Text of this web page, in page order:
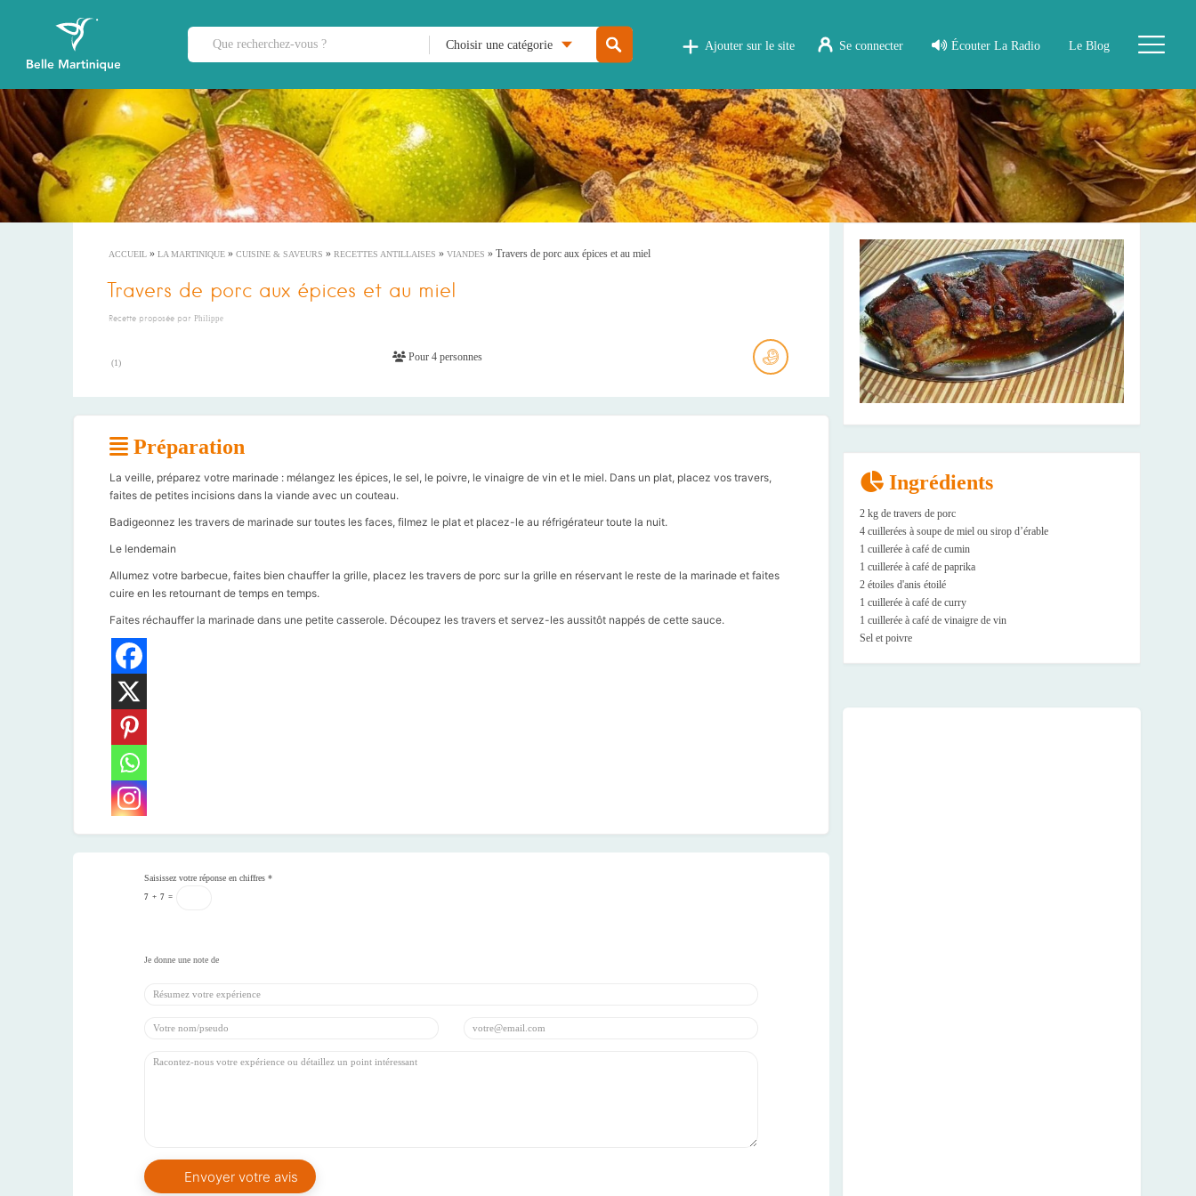
Choisir une catégorie Ajouter sur le site Se connecter Écouter La Radio Le Blog
ACCUEIL » LA MARTINIQUE » CUISINE & SAVEURS » RECETTES ANTILLAISES » VIANDES » Travers de porc aux épices et au miel
Travers de porc aux épices et au miel
Recette proposée par Philippe
(1) Pour 4 personnes
Préparation
La veille, préparez votre marinade : mélangez les épices, le sel, le poivre, le vinaigre de vin et le miel. Dans un plat, placez vos travers,
faites de petites incisions dans la viande avec un couteau.
Badigeonnez les travers de marinade sur toutes les faces, filmez le plat et placez-le au réfrigérateur toute la nuit.
Le lendemain
Allumez votre barbecue, faites bien chauffer la grille, placez les travers de porc sur la grille en réservant le reste de la marinade et faites
cuire en les retournant de temps en temps.
Faites réchauffer la marinade dans une petite casserole. Découpez les travers et servez-les aussitôt nappés de cette sauce.
Saisissez votre réponse en chiffres *
7 + 7 =
Ingrédients
2 kg de travers de porc
4 cuillerées à soupe de miel ou sirop d’érable
1 cuillerée à café de cumin
1 cuillerée à café de paprika
2 étoiles d'anis étoilé
1 cuillerée à café de curry
1 cuillerée à café de vinaigre de vin
Sel et poivre